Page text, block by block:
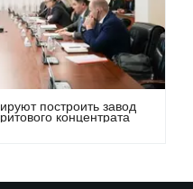
построить завод
концентрата